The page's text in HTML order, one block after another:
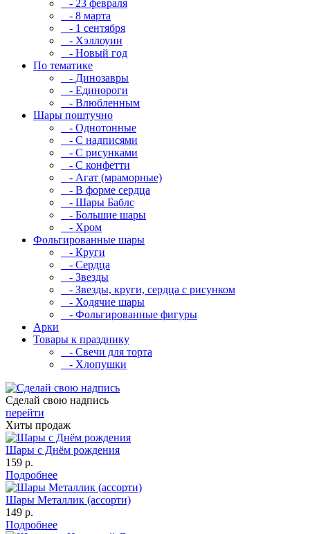
- 23 февраля
- 8 марта
- 1 сентября
- Хэллоуин
- Новый год
По тематике
- Динозавры
- Единороги
- Влюбленным
Шары поштучно
- Однотонные
- С надписями
- С рисунками
- С конфетти
- Агат (мраморные)
- В форме сердца
- Шары Баблс
- Большие шары
- Хром
Фольгированные шары
- Круги
- Сердца
- Звезды
- Звезды, круги, сердца с рисунком
- Ходячие шары
- Фольгированные фигуры
Арки
Товары к празднику
- Свечи для торта
- Хлопушки
Сделай свою надпись
перейти
Хиты продаж
Шары с Днём рождения
159 р.
Подробнее
Шары Металлик (ассорти)
149 р.
Подробнее